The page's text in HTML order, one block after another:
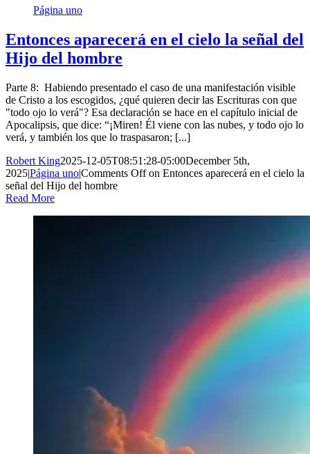
Página uno
Entonces aparecerá en el cielo la señal del
Hijo del hombre
Parte 8: Habiendo presentado el caso de una manifestación visible
de Cristo a los escogidos, ¿qué quieren decir las Escrituras con que
"todo ojo lo verá"? Esa declaración se hace en el capítulo inicial de
Apocalipsis, que dice: “¡Miren! Él viene con las nubes, y todo ojo lo
verá, y también los que lo traspasaron; [...]
Robert King2025-12-05T08:51:28-05:00December 5th,
2025|Página uno|Comments Offon Entonces aparecerá en el cielo la
señal del Hijo del hombre
Read More